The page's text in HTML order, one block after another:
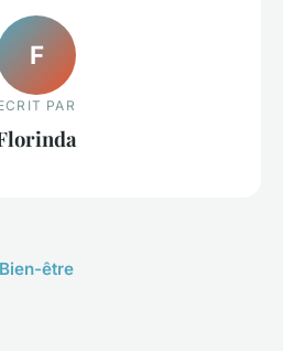
F
PAR
être